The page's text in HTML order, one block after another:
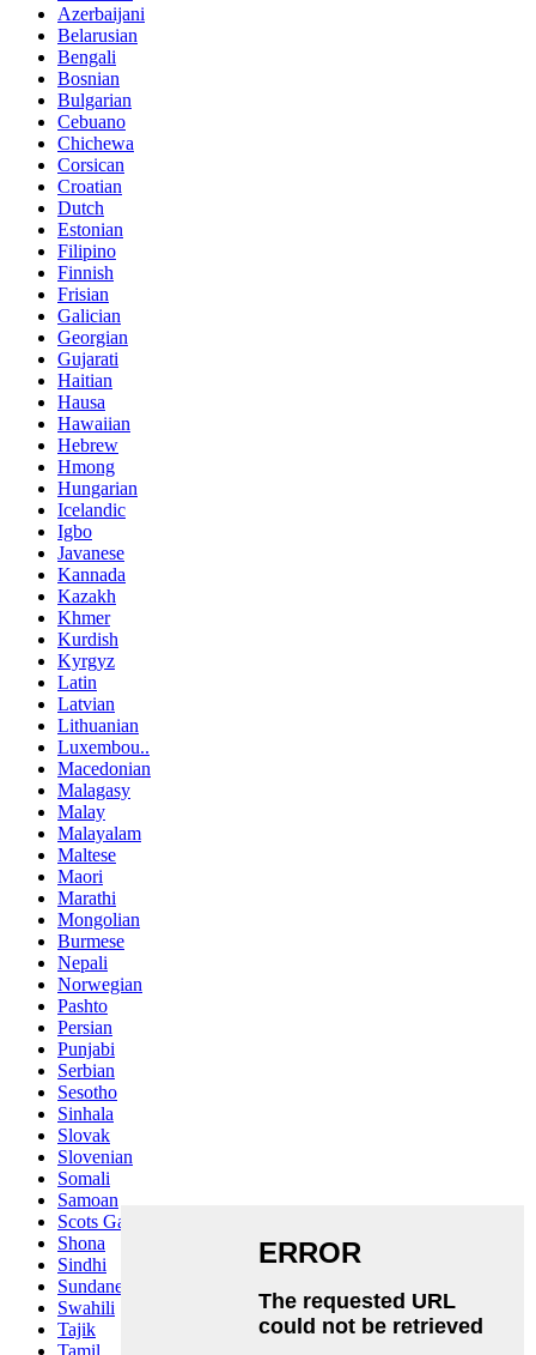
Azerbaijani
Belarusian
Bengali
Bosnian
Bulgarian
Cebuano
Chichewa
Corsican
Croatian
Dutch
Estonian
Filipino
Finnish
Frisian
Galician
Georgian
Gujarati
Haitian
Hausa
Hawaiian
Hebrew
Hmong
Hungarian
Icelandic
Igbo
Javanese
Kannada
Kazakh
Khmer
Kurdish
Kyrgyz
Latin
Latvian
Lithuanian
Luxembou..
Macedonian
Malagasy
Malay
Malayalam
Maltese
Maori
Marathi
Mongolian
Burmese
Nepali
Norwegian
Pashto
Persian
Punjabi
Serbian
Sesotho
Sinhala
Slovak
Slovenian
Somali
Samoan
Scots Gaelic
Shona
Sindhi
Sundanese
Swahili
Tajik
Tamil